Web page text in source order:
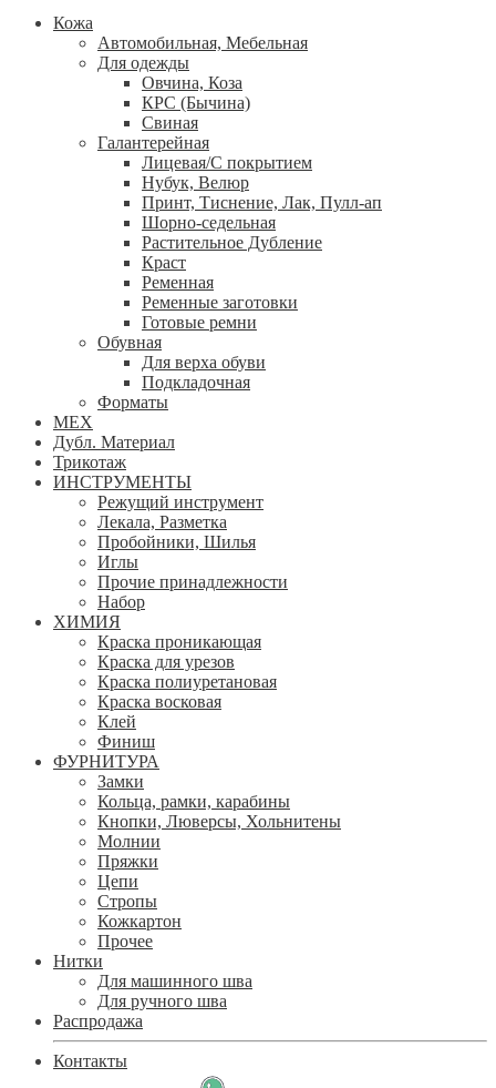
Кожа
Автомобильная, Мебельная
Для одежды
Овчина, Коза
КРС (Бычина)
Свиная
Галантерейная
Лицевая/С покрытием
Нубук, Велюр
Принт, Тиснение, Лак, Пулл-ап
Шорно-седельная
Растительное Дубление
Краст
Ременная
Ременные заготовки
Готовые ремни
Обувная
Для верха обуви
Подкладочная
Форматы
МЕХ
Дубл. Материал
Трикотаж
ИНСТРУМЕНТЫ
Режущий инструмент
Лекала, Разметка
Пробойники, Шилья
Иглы
Прочие принадлежности
Набор
ХИМИЯ
Краска проникающая
Краска для урезов
Краска полиуретановая
Краска восковая
Клей
Финиш
ФУРНИТУРА
Замки
Кольца, рамки, карабины
Кнопки, Люверсы, Хольнитены
Молнии
Пряжки
Цепи
Стропы
Кожкартон
Прочее
Нитки
Для машинного шва
Для ручного шва
Распродажа
Контакты